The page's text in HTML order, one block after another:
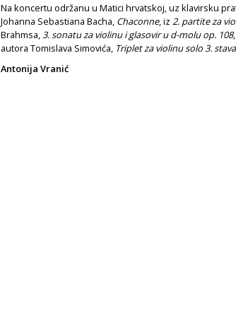
Na koncertu održanu u Matici hrvatskoj, uz klavirsku
Johanna Sebastiana Bacha, Chaconne, iz 2. partite za
Brahmsa, 3. sonatu za violinu i glasovir u d-molu op. 108
autora Tomislava Simovića, Triplet za violinu solo 3.
Antonija Vranić